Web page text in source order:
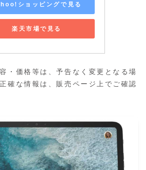
ショッピングで見る
楽天市場で見る
・価格等は、予告なく変更となる場
確な情報は、販売ページ上でご確認